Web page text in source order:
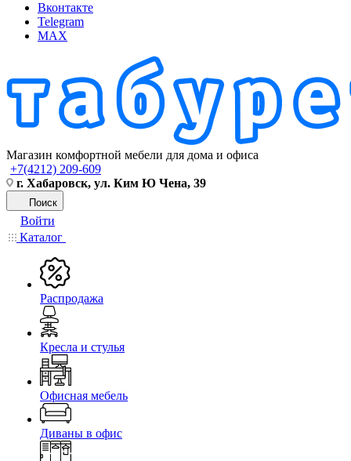
Вконтакте
Telegram
MAX
Магазин комфортной мебели для дома и офиса
+7(4212) 209-609
г. Хабаровск, ул. Ким Ю Чена, 39
Поиск
Войти
Каталог
Распродажа
Кресла и стулья
Офисная мебель
Диваны в офис